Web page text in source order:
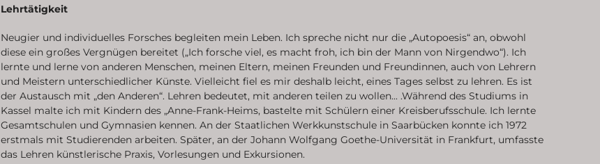
Lehrtätigkeit
Neugier und individuelles Forsches begleiten mein Leben. Ich spreche nicht nur die „Autopoesis“ an, obwohl
diese ein großes Vergnügen bereitet („Ich forsche viel, es macht froh, ich bin der Mann von Nirgendwo“). Ich
lernte und lerne von anderen Menschen, meinen Eltern, meinen Freunden und Freundinnen, auch von Lehrern
und Meistern unterschiedlicher Künste. Vielleicht fiel es mir deshalb leicht, eines Tages selbst zu lehren. Es ist
der Austausch mit „den Anderen“. Lehren bedeutet, mit anderen teilen zu wollen... .Während des Studiums in
Kassel malte ich mit Kindern des „Anne-Frank-Heims, bastelte mit Schülern einer Kreisberufsschule. Ich lernte
Gesamtschulen und Gymnasien kennen. An der Staatlichen Werkkunstschule in Saarbücken konnte ich 1972
erstmals mit Studierenden arbeiten. Später, an der Johann Wolfgang Goethe-Universität in Frankfurt, umfasste
das Lehren künstlerische Praxis, Vorlesungen und Exkursionen.